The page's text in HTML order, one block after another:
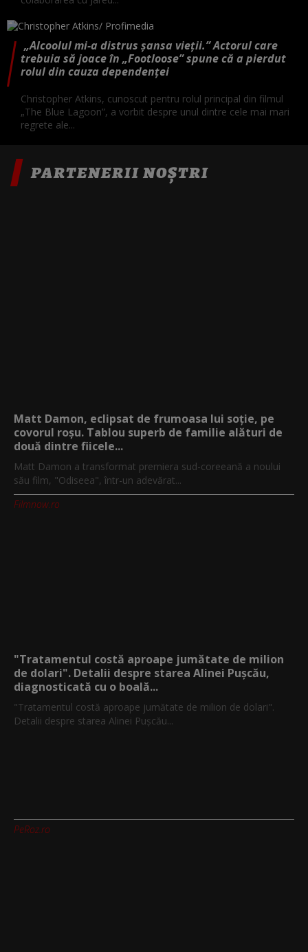
„Alcoolul mi-a distrus șansa vieții.” Actorul care
trebuia să joace în „Footloose” spune că a pierdut
rolul din cauza dependenței
Christopher Atkins, cunoscut pentru rolul principal din filmul
„The Blue Lagoon”, a vorbit despre unul dintre cele mai mari
regrete ale...
PARTENERII NOȘTRI
Matt Damon, eclipsat de frumoasa lui soție, pe
covorul roșu. Tablou superb de familie alături de
două dintre fiicele...
Matt Damon a transformat premiera sud-coreeană a noului
său film, "Odiseea", într-un adevărat...
Filmnow.ro
"Tratamentul costă aproape jumătate de milion
de dolari". Detalii despre starea Alinei Pușcău,
diagnosticată cu o boală...
"Tratamentul costă aproape jumătate de milion de dolari".
Detalii despre starea Alinei Pușcău...
PeRoz.ro